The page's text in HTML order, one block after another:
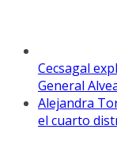
Cecsagal
General
Alejandra
el cuarto